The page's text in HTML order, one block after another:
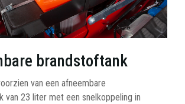
brandstoftank
van een afneembare
van 23 liter met een snelkoppeling in